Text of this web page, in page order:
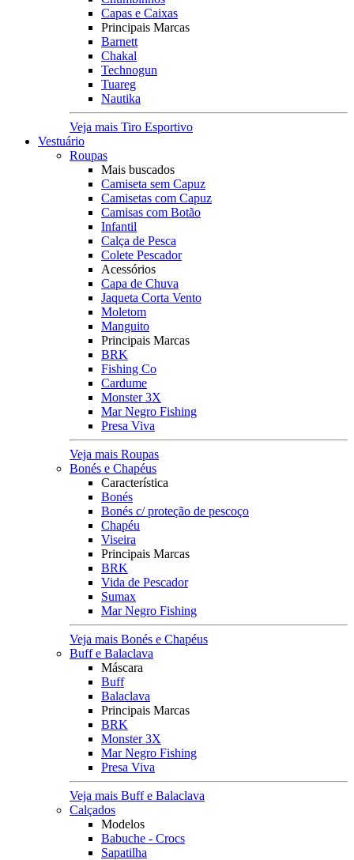
Capas e Caixas
Principais Marcas
Barnett
Chakal
Technogun
Tuareg
Nautika
Veja mais Tiro Esportivo
Vestuário
Roupas
Mais buscados
Camiseta sem Capuz
Camisetas com Capuz
Camisas com Botão
Infantil
Calça de Pesca
Colete Pescador
Acessórios
Capa de Chuva
Jaqueta Corta Vento
Moletom
Manguito
Principais Marcas
BRK
Fishing Co
Cardume
Monster 3X
Mar Negro Fishing
Presa Viva
Veja mais Roupas
Bonés e Chapéus
Característica
Bonés
Bonés c/ proteção de pescoço
Chapéu
Viseira
Principais Marcas
BRK
Vida de Pescador
Sumax
Mar Negro Fishing
Veja mais Bonés e Chapéus
Buff e Balaclava
Máscara
Buff
Balaclava
Principais Marcas
BRK
Monster 3X
Mar Negro Fishing
Presa Viva
Veja mais Buff e Balaclava
Calçados
Modelos
Babuche - Crocs
Sapatilha